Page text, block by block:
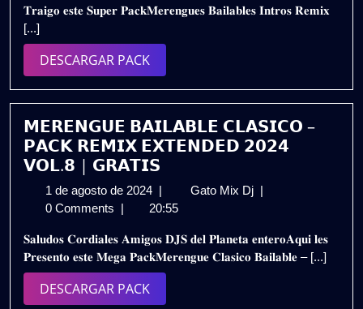
2025
2025
GRATIS
𝐓𝐫𝐚𝐢𝐠𝐨 𝐞𝐬𝐭𝐞 𝐒𝐮𝐩𝐞𝐫 𝐏𝐚𝐜𝐤𝐌𝐞𝐫𝐞𝐧𝐠𝐮𝐞𝐬 𝐁𝐚𝐢𝐥𝐚𝐛𝐥𝐞𝐬 𝐈𝐧𝐭𝐫𝐨𝐬 𝐑𝐞𝐦𝐢𝐱
[...]
DESCARGAR PACKDESCARGAR
PACK
𝗠𝗘𝗥𝗘𝗡𝗚𝗨𝗘 𝗕𝗔𝗜𝗟𝗔𝗕𝗟𝗘 𝗖𝗟𝗔𝗦𝗜𝗖𝗢 –
𝗣𝗔𝗖𝗞 𝗥𝗘𝗠𝗜𝗫 𝗘𝗫𝗧𝗘𝗡𝗗𝗘𝗗 𝟮𝟬𝟮𝟰
𝗩𝗢𝗟.𝟴 | 𝗚𝗥𝗔𝗧𝗜𝗦
1 de agosto de 2024 1
de
de
2024
| Gato Mix Dj 𝗠𝗘𝗥𝗘𝗡𝗚𝗨𝗘
–
𝗣𝗔𝗖𝗞
|
0 Comments | 20:55
𝐒𝐚𝐥𝐮𝐝𝐨𝐬 𝐂𝐨𝐫𝐝𝐢𝐚𝐥𝐞𝐬 𝐀𝐦𝐢𝐠𝐨𝐬 𝐃𝐉𝐒 𝐝𝐞𝐥 𝐏𝐥𝐚𝐧𝐞𝐭𝐚 𝐞𝐧𝐭𝐞𝐫𝐨𝐀𝐪𝐮𝐢 𝐥𝐞𝐬
𝐏𝐫𝐞𝐬𝐞𝐧𝐭𝐨 𝐞𝐬𝐭𝐞 𝐌𝐞𝐠𝐚 𝐏𝐚𝐜𝐤𝐌𝐞𝐫𝐞𝐧𝐠𝐮𝐞 𝐂𝐥𝐚𝐬𝐢𝐜𝐨 𝐁𝐚𝐢𝐥𝐚𝐛𝐥𝐞 – [...]
DESCARGAR PACKDESCARGAR